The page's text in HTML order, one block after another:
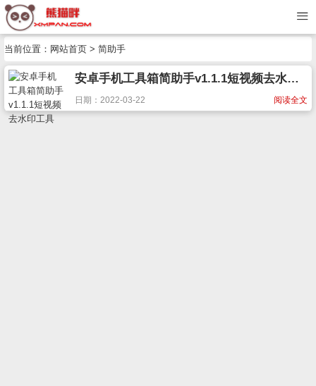
当前位置： 网站首页 > 简助手
安卓手机工具箱简助手v1.1.1短视频去水印工具
阅读全文
日期：2022-03-22